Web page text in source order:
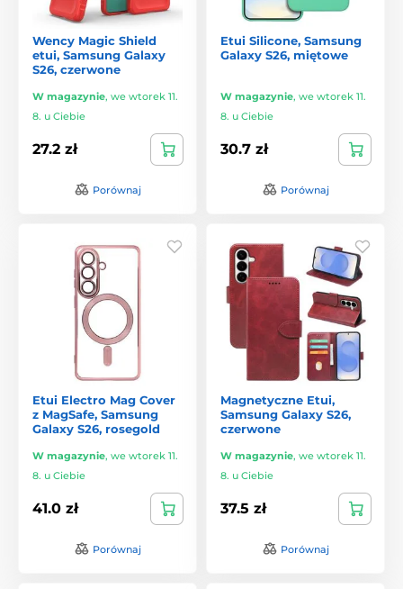
Wency Magic Shield
etui, Samsung Galaxy
S26, czerwone
W magazynie, we wtorek 11.
8. u Ciebie
27.2 zł
Porównaj
Etui Silicone, Samsung
Galaxy S26, miętowe
W magazynie, we wtorek 11.
8. u Ciebie
30.7 zł
Porównaj
Etui Electro Mag Cover
z MagSafe, Samsung
Galaxy S26, rosegold
W magazynie, we wtorek 11.
8. u Ciebie
41.0 zł
Porównaj
Magnetyczne Etui,
Samsung Galaxy S26,
czerwone
W magazynie, we wtorek 11.
8. u Ciebie
37.5 zł
Porównaj